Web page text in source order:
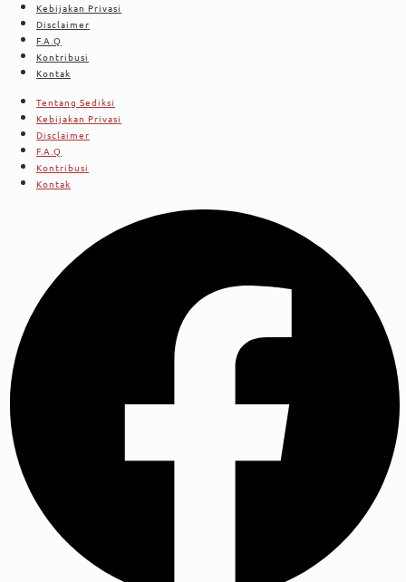
Kebijakan Privasi
Disclaimer
F.A.Q
Kontribusi
Kontak
Tentang Sediksi
Kebijakan Privasi
Disclaimer
F.A.Q
Kontribusi
Kontak